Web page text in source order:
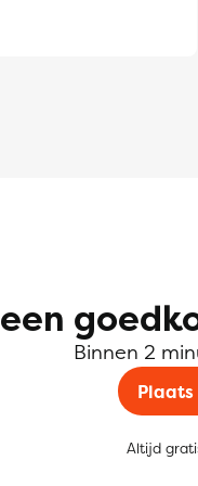
Binnen 2
Plaats
Altijd